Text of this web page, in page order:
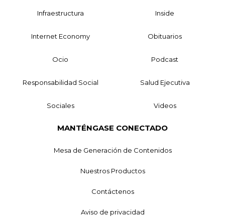
Infraestructura Inside
Internet Economy Obituarios
Ocio Podcast
Responsabilidad Social Salud Ejecutiva
Sociales Videos
MANTÉNGASE CONECTADO
Mesa de Generación de Contenidos
Nuestros Productos
Contáctenos
Aviso de privacidad